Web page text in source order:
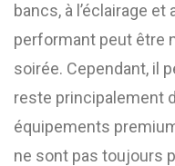
bancs, à l’éclairage
performant peut être
soirée. Cependant, il
reste principalement
équipements
ne sont pas toujours